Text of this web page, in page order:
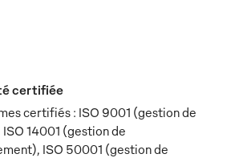
certifiée
certifiés : ISO 9001 (gestion de
14001 (gestion de
ISO 50001 (gestion de